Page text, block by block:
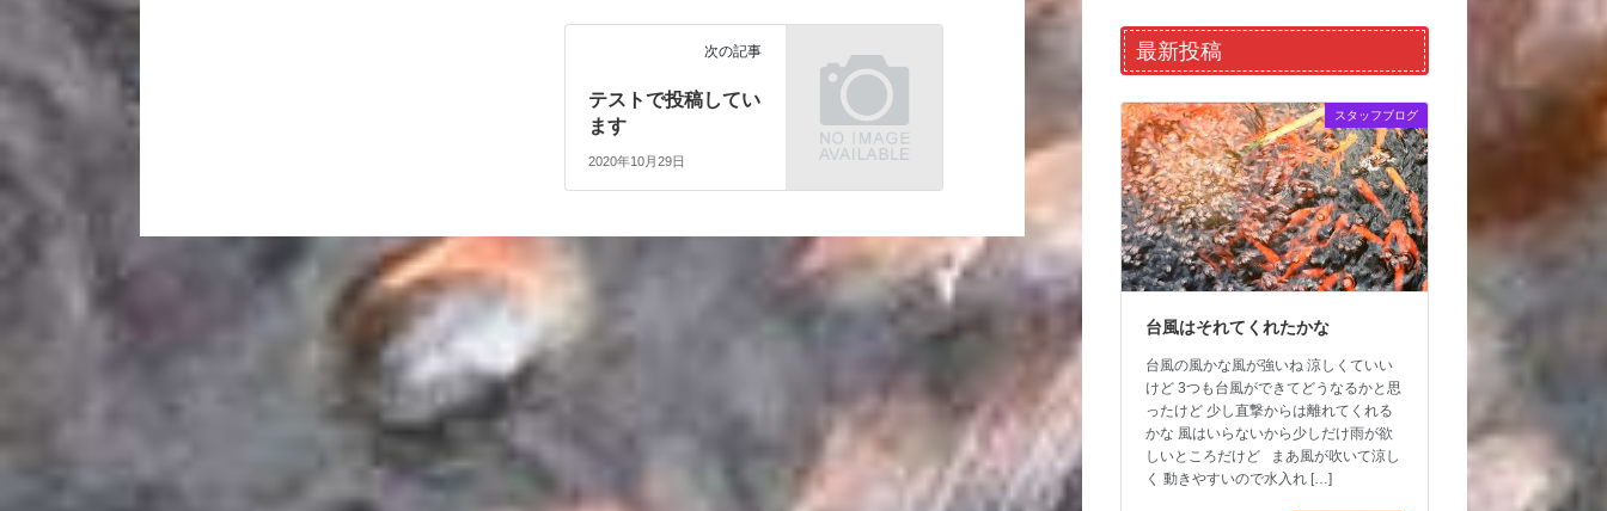
次の記事
テストで投稿してい
ます
2020年10月29日
最新投稿
スタッフブログ
台風はそれてくれたかな
台風の風かな風が強いね 涼しくていい
けど 3つも台風ができてどうなるかと思
ったけど 少し直撃からは離れてくれる
かな 風はいらないから少しだけ雨が欲
しいところだけど まあ風が吹いて涼し
く 動きやすいので水入れ […]